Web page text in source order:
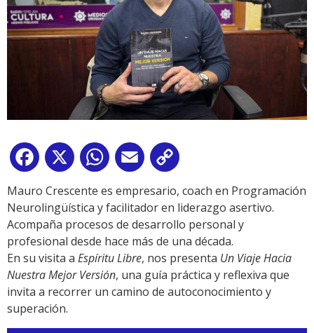
Facebook
X WhatsApp
Email
Link
Mauro Crescente es empresario, coach en Programación
Neurolingüística y facilitador en liderazgo asertivo.
Acompaña procesos de desarrollo personal y
profesional desde hace más de una década.
En su visita a Espíritu Libre, nos presenta Un Viaje Hacia
Nuestra Mejor Versión, una guía práctica y reflexiva que
invita a recorrer un camino de autoconocimiento y
superación.